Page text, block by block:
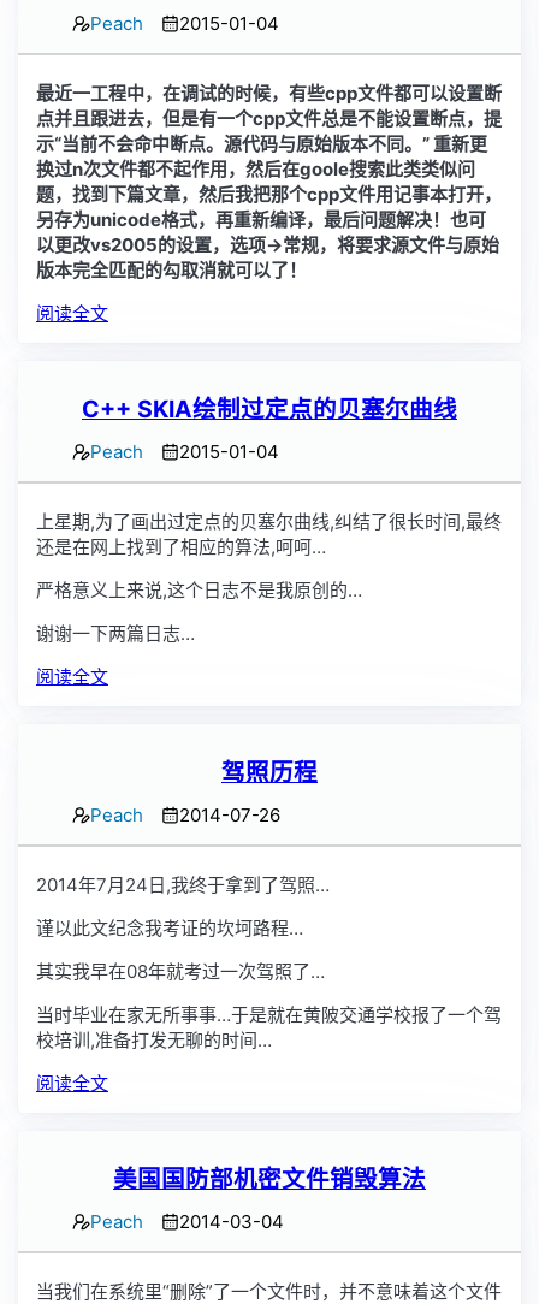
Peach 2015-01-04
最近一工程中，在调试的时候，有些cpp文件都可以设置断
点并且跟进去，但是有一个cpp文件总是不能设置断点，提
示“当前不会命中断点。源代码与原始版本不同。” 重新更
换过n次文件都不起作用，然后在goole搜索此类类似问
题，找到下篇文章，然后我把那个cpp文件用记事本打开，
另存为unicode格式，再重新编译，最后问题解决！也可
以更改vs2005的设置，选项->常规，将要求源文件与原始
版本完全匹配的勾取消就可以了！
阅读全文
C++ SKIA绘制过定点的贝塞尔曲线
Peach 2015-01-04
上星期,为了画出过定点的贝塞尔曲线,纠结了很长时间,最终
还是在网上找到了相应的算法,呵呵…
严格意义上来说,这个日志不是我原创的…
谢谢一下两篇日志…
阅读全文
驾照历程
Peach 2014-07-26
2014年7月24日,我终于拿到了驾照…
谨以此文纪念我考证的坎坷路程…
其实我早在08年就考过一次驾照了…
当时毕业在家无所事事…于是就在黄陂交通学校报了一个驾
校培训,准备打发无聊的时间…
阅读全文
美国国防部机密文件销毁算法
Peach 2014-03-04
当我们在系统里“删除”了一个文件时，并不意味着这个文件